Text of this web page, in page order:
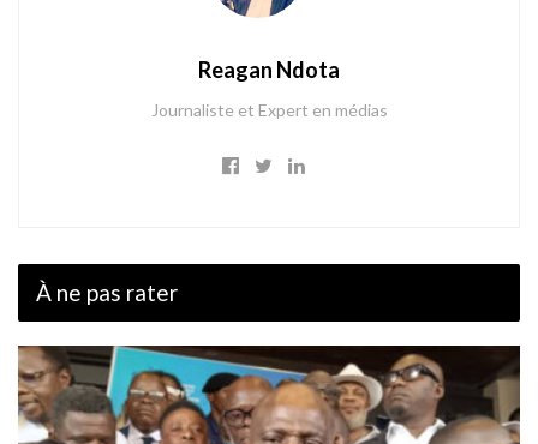
Reagan Ndota
Journaliste et Expert en médias
À ne pas rater